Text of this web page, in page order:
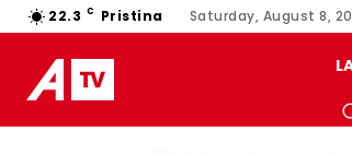
22.3 C Pristina Saturday, August 8,